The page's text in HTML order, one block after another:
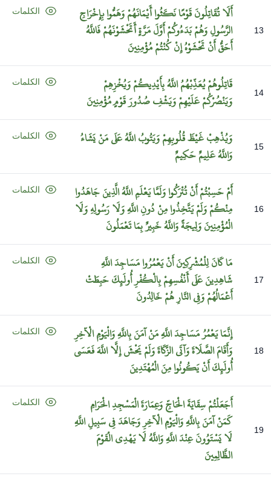
13
أَلَاتُقَاتِلُونَقَوْمًانَكَثُواأَيْمَانَهُمْوَهَمُّوابِإِخْرَاجِ
الرَّسُولِوَهُمْبَدَءُوكُمْأَوَّلَمَرَّةٍأَتَخْشَوْنَهُمْفَاللَّهُ
أَحَقُّأَنْتَخْشَوْهُإِنْكُنْتُمْمُؤْمِنِينَ
الكلمات
14 قَاتِلُوهُمْيُعَذِّبْهُمُاللَّهُبِأَيْدِيكُمْوَيُخْزِهِمْ
وَيَنْصُرْكُمْعَلَيْهِمْوَيَشْفِصُدُورَقَوْمٍمُؤْمِنِينَ
الكلمات
15 وَيُذْهِبْغَيْظَقُلُوبِهِمْوَيَتُوبُاللَّهُعَلَىمَنْيَشَاءُ
وَاللَّهُعَلِيمٌحَكِيمٌ
الكلمات
16
أَمْحَسِبْتُمْأَنْتُتْرَكُواوَلَمَّايَعْلَمِاللَّهُالَّذِينَجَاهَدُوا
مِنْكُمْوَلَمْيَتَّخِذُوامِنْدُونِاللَّهِوَلَارَسُولِهِوَلَا
الْمُؤْمِنِينَوَلِيجَةًوَاللَّهُخَبِيرٌبِمَاتَعْمَلُونَ
الكلمات
17
مَاكَانَلِلْمُشْرِكِينَأَنْيَعْمُرُوامَسَاجِدَاللَّهِ
شَاهِدِينَعَلَىأَنْفُسِهِمْبِالْكُفْرِأُولَئِكَحَبِطَتْ
أَعْمَالُهُمْوَفِيالنَّارِهُمْخَالِدُونَ
الكلمات
18
إِنَّمَايَعْمُرُمَسَاجِدَاللَّهِمَنْآمَنَبِاللَّهِوَالْيَوْمِالْآخِرِ
وَأَقَامَالصَّلَاةَوَآتَىالزَّكَاةَوَلَمْيَخْشَإِلَّااللَّهَفَعَسَى
أُولَئِكَأَنْيَكُونُوامِنَالْمُهْتَدِينَ
الكلمات
19
أَجَعَلْتُمْسِقَايَةَالْحَاجِّوَعِمَارَةَالْمَسْجِدِالْحَرَامِ
كَمَنْآمَنَبِاللَّهِوَالْيَوْمِالْآخِرِوَجَاهَدَفِيسَبِيلِاللَّهِ
لَايَسْتَوُونَعِنْدَاللَّهِوَاللَّهُلَايَهْدِيالْقَوْمَ
الظَّالِمِينَ
الكلمات